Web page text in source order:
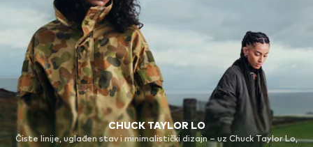
CHUCK TAYLOR LO
Čiste linije, uglađen stav i minimalistički dizajn – uz Chuck Taylor Lo,